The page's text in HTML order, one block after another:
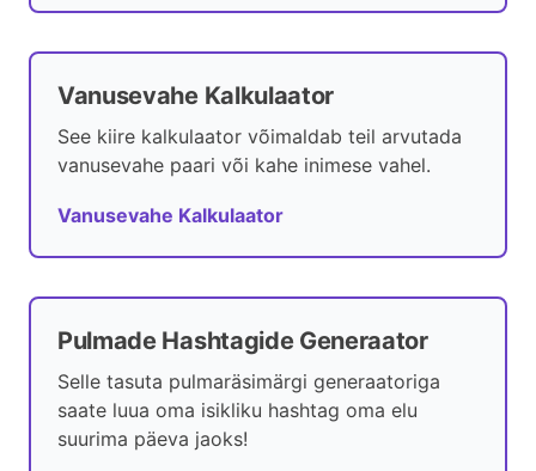
Vanusevahe Kalkulaator
See kiire kalkulaator võimaldab teil arvutada
vanusevahe paari või kahe inimese vahel.
Vanusevahe Kalkulaator
Pulmade Hashtagide Generaator
Selle tasuta pulmaräsimärgi generaatoriga
saate luua oma isikliku hashtag oma elu
suurima päeva jaoks!